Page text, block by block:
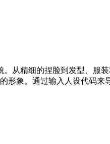
从精细的捏脸到发型、服
形象。通过输入人设代码来